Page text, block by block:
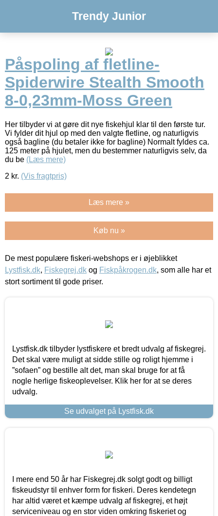
Trendy Junior
Påspoling af fletline-
Spiderwire Stealth Smooth
8-0,23mm-Moss Green
Her tilbyder vi at gøre dit nye fiskehjul klar til den første tur.
Vi fylder dit hjul op med den valgte fletline, og naturligvis
også bagline (du betaler ikke for bagline) Normalt fyldes ca.
125 meter på hjulet, men du bestemmer naturligvis selv, da
du be (Læs mere)
2 kr. (Vis fragtpris)
Læs mere »
Køb nu »
De mest populære fiskeri-webshops er i øjeblikket
Lystfisk.dk, Fiskegrej.dk og Fiskpåkrogen.dk, som alle har et
stort sortiment til gode priser.
Lystfisk.dk tilbyder lystfiskere et bredt udvalg af fiskegrej.
Det skal være muligt at sidde stille og roligt hjemme i
”sofaen” og bestille alt det, man skal bruge for at få
nogle herlige fiskeoplevelser. Klik her for at se deres
udvalg.
Se udvalget på Lystfisk.dk
I mere end 50 år har Fiskegrej.dk solgt godt og billigt
fiskeudstyr til enhver form for fiskeri. Deres kendetegn
har altid været et kæmpe udvalg af fiskegrej, et højt
serviceniveau og en stor viden omkring fiskeriet og